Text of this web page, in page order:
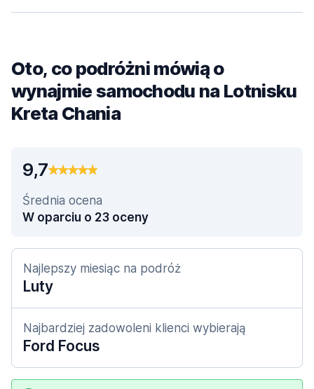
Oto, co podróżni mówią o
wynajmie samochodu na Lotnisku
Kreta Chania
9,7
Średnia ocena
W oparciu o 23 oceny
Najlepszy miesiąc na podróż
Luty
Najbardziej zadowoleni klienci wybierają
Ford Focus